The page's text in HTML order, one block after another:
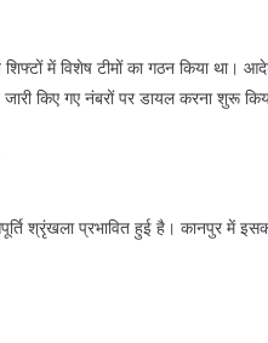
में विशेष टीमों का गठन किया
किए गए नंबरों पर डायल करना शुरू
प्रभावित हुई है। कानपुर में